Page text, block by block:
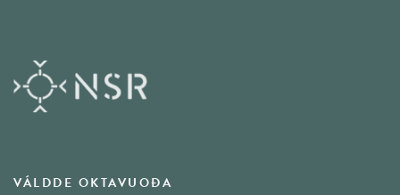
VÁLDDE OKTAVUOĐA